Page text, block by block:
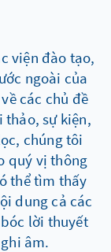
viện đào tạo,
ngoài của
các chủ đề
thảo, sự kiện,
chúng tôi
quý vị thông
thể tìm thấy
dung cả các
lời thuyết
âm.